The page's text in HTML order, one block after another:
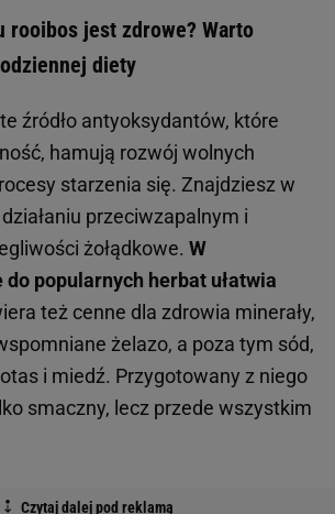
rooibos jest zdrowe? Warto
diety
źródło antyoksydantów, które
hamują rozwój wolnych
starzenia się. Znajdziesz w
przeciwzapalnym i
żołądkowe. W
popularnych herbat ułatwia
też cenne dla zdrowia minerały,
żelazo, a poza tym sód,
i miedź. Przygotowany z niego
smaczny, lecz przede wszystkim